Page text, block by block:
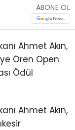
ABONE OL
Ahmet Akın,
Ören Open
Ödül
Ahmet Akın,